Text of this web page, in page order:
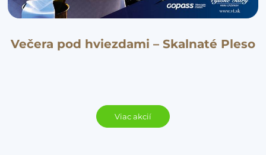
Večera pod hviezdami – Skalnaté Pleso
Viac akcií